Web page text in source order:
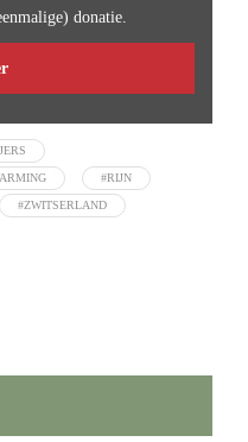
donatie.
#RIJN
#ZWITSERLAND